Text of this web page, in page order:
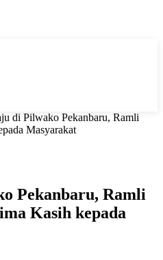
di Pilwako Pekanbaru, Ramli
Masyarakat
Pekanbaru, Ramli
Kasih kepada